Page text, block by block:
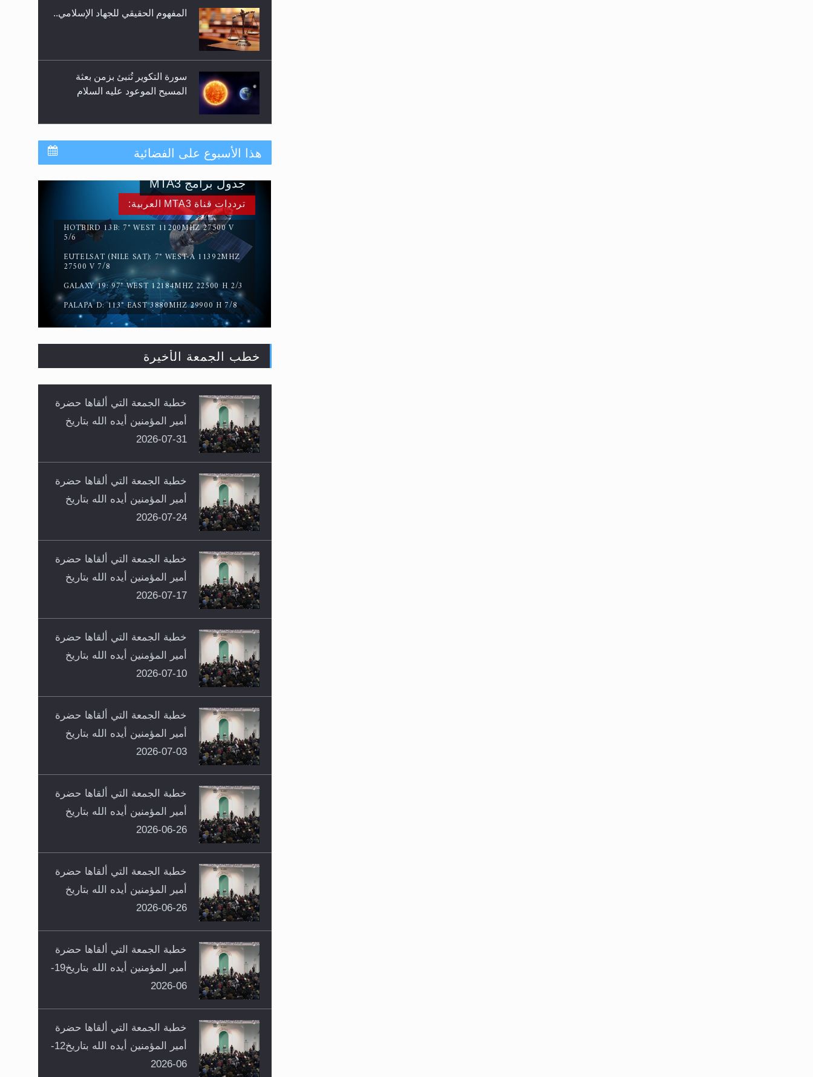
المفهوم الحقيقي للجهاد الإسلامي..
سورة التكوير تُنبئ بزمن بعثة
المسيح الموعود عليه السلام
حقيقة المسيح الدجال
القرآن قاضٍ وحكمٌ على السنة
ومهيمنٌ عليها.. ليس العكس
هذا الأسبوع على الفضائية
ترددات قناة MTA3 العربية:
HOTBIRD 13B: 7° WEST 11200MHZ 27500 V
5/6
EUTELSAT (NILE SAT): 7° WEST-A 11392MHZ
27500 V 7/8
GALAXY 19: 97° WEST 12184MHZ 22500 H 2/3
PALAPA D: 113° EAST 3880MHZ 29900 H 7/8
جدول برامج MTA3
خطب الجمعة الأخيرة
خطبة الجمعة التي ألقاها حضرة
أمير المؤمنين أيده الله بتاريخ
31-07-2026
خطبة الجمعة التي ألقاها حضرة
أمير المؤمنين أيده الله بتاريخ
24-07-2026
خطبة الجمعة التي ألقاها حضرة
أمير المؤمنين أيده الله بتاريخ
17-07-2026
خطبة الجمعة التي ألقاها حضرة
أمير المؤمنين أيده الله بتاريخ
10-07-2026
خطبة الجمعة التي ألقاها حضرة
أمير المؤمنين أيده الله بتاريخ
03-07-2026
خطبة الجمعة التي ألقاها حضرة
أمير المؤمنين أيده الله بتاريخ
26-06-2026
خطبة الجمعة التي ألقاها حضرة
أمير المؤمنين أيده الله بتاريخ
26-06-2026
خطبة الجمعة التي ألقاها حضرة
أمير المؤمنين أيده الله بتاريخ19-
06-2026
خطبة الجمعة التي ألقاها حضرة
أمير المؤمنين أيده الله بتاريخ12-
06-2026